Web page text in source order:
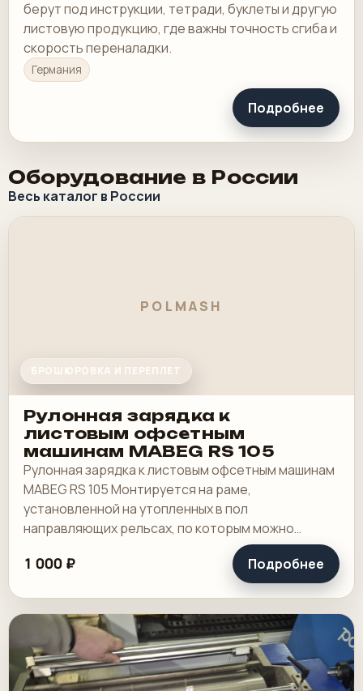
берут под инструкции, тетради, буклеты и другую
листовую продукцию, где важны точность сгиба и
скорость переналадки.
Германия
Подробнее
Оборудование в России
Весь каталог в России
POLMASH
БРОШЮРОВКА И ПЕРЕПЛЕТ
Рулонная зарядка к
листовым офсетным
машинам MABEG RS 105
Рулонная зарядка к листовым офсетным машинам
MABEG RS 105 Монтируется на раме,
установленной на утопленных в пол
направляющих рельсах, по которым можно
передвигать секцию поперечной рубки и
рольную зарядку. Год выпуска.
1 000 ₽ Подробнее